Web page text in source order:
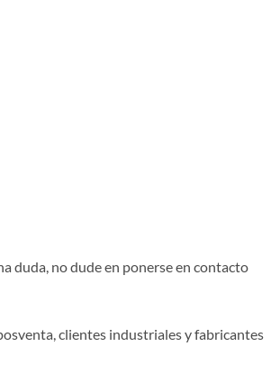
duda, no dude en ponerse en contacto
clientes industriales y fabricantes